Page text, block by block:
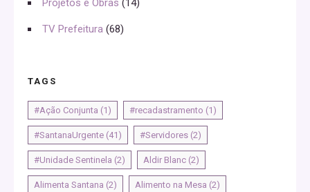
TV Prefeitura (68)
TAGS
#Ação Conjunta (1) #recadastramento (1)
#SantanaUrgente (41) #Servidores (2)
#Unidade Sentinela (2) Aldir Blanc (2)
Alimenta Santana (2) Alimento na Mesa (2)